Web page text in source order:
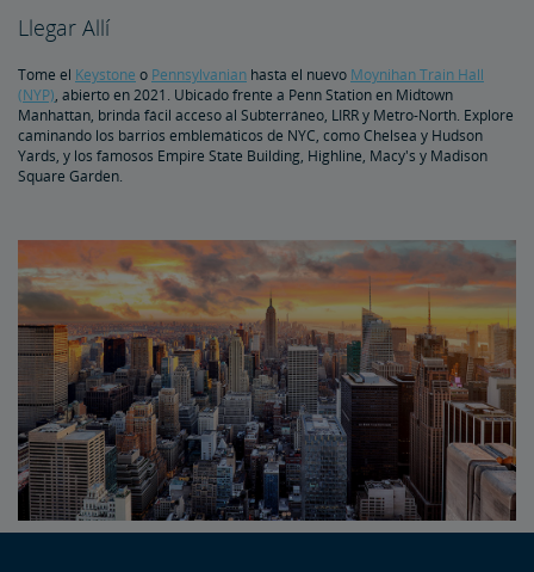
Llegar Allí
Tome el Keystone o Pennsylvanian hasta el nuevo Moynihan Train Hall
(NYP), abierto en 2021. Ubicado frente a Penn Station en Midtown
Manhattan, brinda fácil acceso al Subterráneo, LIRR y Metro-North. Explore
caminando los barrios emblemáticos de NYC, como Chelsea y Hudson
Yards, y los famosos Empire State Building, Highline, Macy's y Madison
Square Garden.